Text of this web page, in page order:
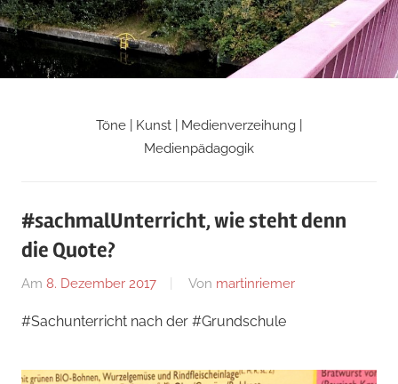
Zum
Inhalt
springen
Martin
Blog
Töne | Kunst | Medienverzeihung |
Medienpädagogik
#sachmalUnterricht, wie steht denn
die Quote?
Am 8. Dezember 2017 Von martinriemer
#Sachunterricht nach der #Grundschule